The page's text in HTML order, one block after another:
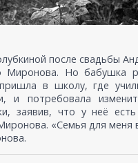
после свадьбы
Миронова. Но бабушка
в школу, где
и потребовала
заявив, что у неё
«Семья для меня